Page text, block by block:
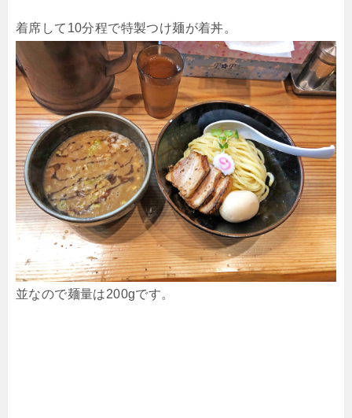
着席して10分程で特製つけ麺が着丼。
並なので麺量は200gです。